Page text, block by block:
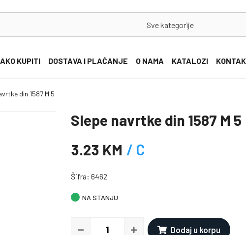
Sve kategorije
KUPITI DOSTAVA I PLAĆANJE O NAMA KATALOZI
din 1587 M 5
Slepe navrtke din 1587 M 5
3.23 KM / C
Šifra: 6462
NA STANJU
Dodaj u korpu